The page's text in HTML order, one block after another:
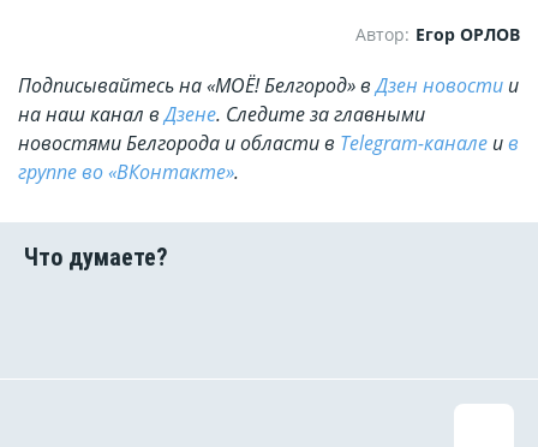
Автор: Егор ОРЛОВ
Подписывайтесь на «МОЁ! Белгород» вДзен новости и
на наш канал вДзене. Cледите за главными
новостями Белгорода и области в Telegram-канале ив
группе во «ВКонтакте».